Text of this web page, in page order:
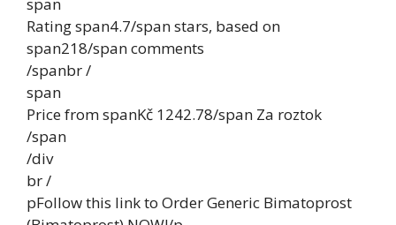
Rating span4.7/span stars, based on
span218/span comments
/spanbr /
span
Price from spanKč 1242.78/span Za roztok
/span
/div
br /
pFollow this link to Order Generic Bimatoprost